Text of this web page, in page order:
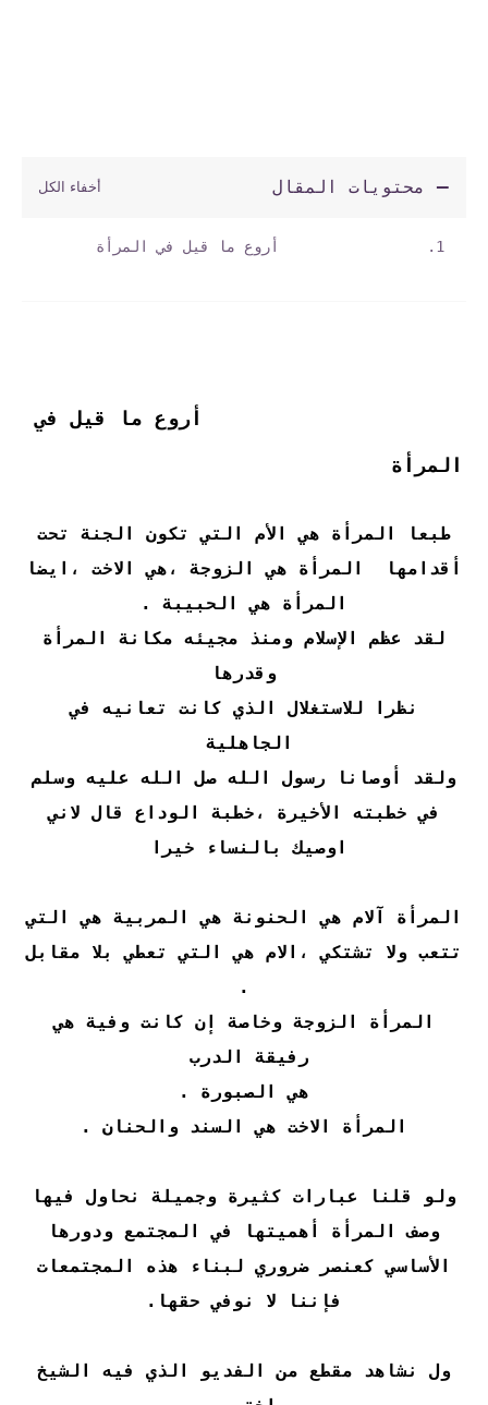
محتويات المقال
أروع ما قيل في المرأة
أروع ما قيل في
المرأة
طبعا المرأة هي الأم التي تكون الجنة تحت
أقدامها المرأة هي الزوجة ،هي الاخت ،ايضا
المرأة هي الحبيبة .
لقد عظم الإسلام ومنذ مجيئه مكانة المرأة
وقدرها
نظرا للاستغلال الذي كانت تعانيه في
الجاهلية
ولقد أوصانا رسول الله صل الله عليه وسلم
في خطبته الأخيرة ،خطبة الوداع قال لاني
اوصيك بالنساء خيرا
المرأة آلام هي الحنونة هي المربية هي التي
تتعب ولا تشتكي ،الام هي التي تعطي بلا مقابل
.
المرأة الزوجة وخاصة إن كانت وفية هي
رفيقة الدرب
هي الصبورة .
المرأة الاخت هي السند والحنان .
ولو قلنا عبارات كثيرة وجميلة نحاول فيها
وصف المرأة أهميتها في المجتمع ودورها
الأساسي كعنصر ضروري لبناء هذه المجتمعات
فإننا لا نوفي حقها.
ول نشاهد مقطع من الفديو الذي فيه الشيخ